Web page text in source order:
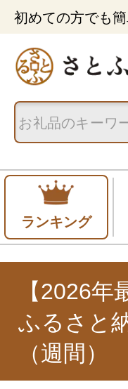
初めての方でも
ランキング
【2026
ふるさと
（週間）